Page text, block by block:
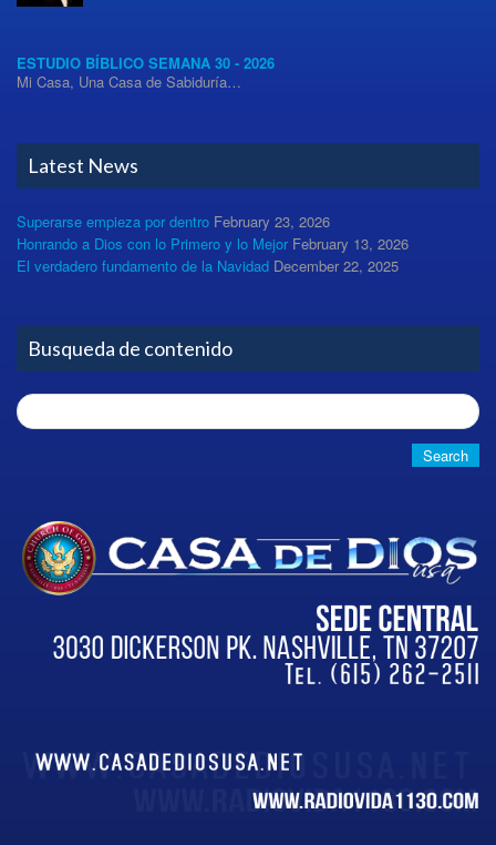
ESTUDIO BÍBLICO SEMANA 30 - 2026
Mi Casa, Una Casa de Sabiduría…
Latest News
Superarse empieza por dentro February 23, 2026
Honrando a Dios con lo Primero y lo Mejor February 13, 2026
El verdadero fundamento de la Navidad December 22, 2025
Busqueda de contenido
Search
for: